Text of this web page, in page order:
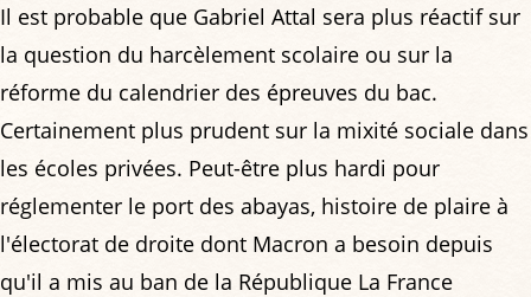
Il est probable que Gabriel Attal sera plus réactif sur
la question du harcèlement scolaire ou sur la
réforme du calendrier des épreuves du bac.
Certainement plus prudent sur la mixité sociale dans
les écoles privées. Peut-être plus hardi pour
réglementer le port des abayas, histoire de plaire à
l'électorat de droite dont Macron a besoin depuis
qu'il a mis au ban de la République La France